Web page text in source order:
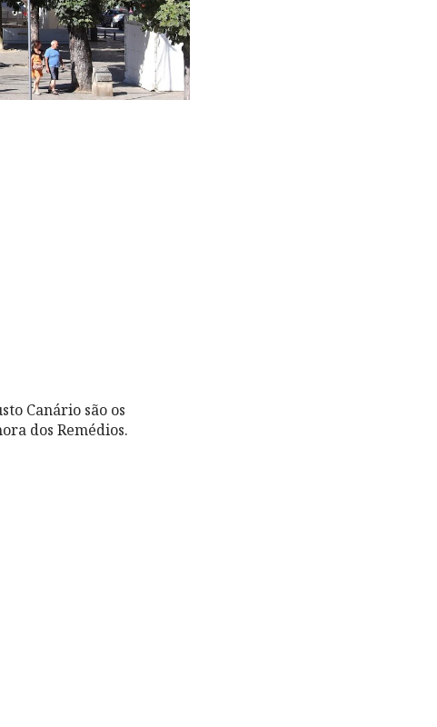
Canário são os
dos Remédios.